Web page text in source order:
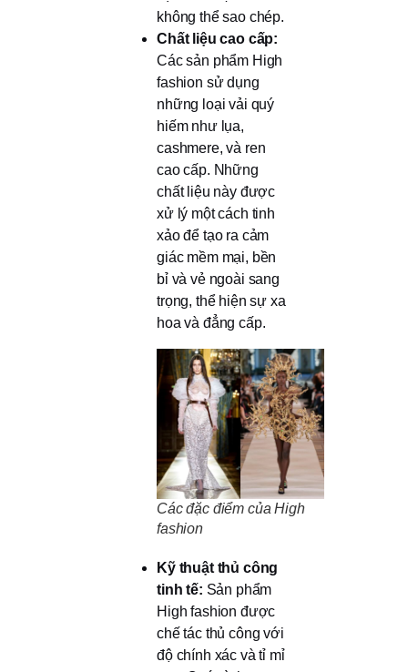
không thể sao chép.
Chất liệu cao cấp:
Các sản phẩm High
fashion sử dụng
những loại vải quý
hiếm như lụa,
cashmere, và ren
cao cấp. Những
chất liệu này được
xử lý một cách tinh
xảo để tạo ra cảm
giác mềm mại, bền
bỉ và vẻ ngoài sang
trọng, thể hiện sự xa
hoa và đẳng cấp.
Các đặc điểm của High
fashion
Kỹ thuật thủ công
tinh tế: Sản phẩm
High fashion được
chế tác thủ công với
độ chính xác và tỉ mỉ